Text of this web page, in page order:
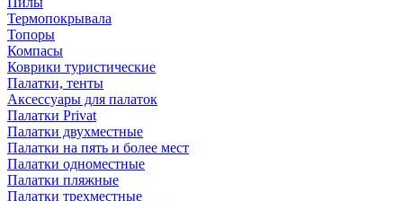
Термопокрывала
Топоры
Компасы
Коврики туристические
Палатки, тенты
Аксессуары для палаток
Палатки Privat
Палатки двухместные
Палатки на пять и более мест
Палатки одноместные
Палатки пляжные
Палатки трехместные